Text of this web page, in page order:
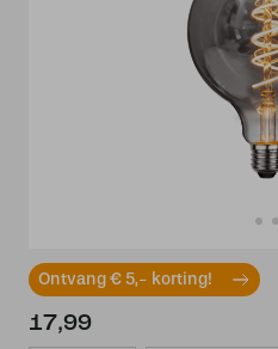
Ontvang € 5,- korting!
17,99